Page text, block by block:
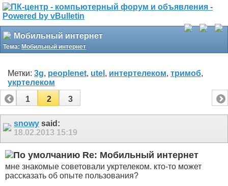
Мобильный интернет
Тема: Мобильный интернет
Метки: 3g, peoplenet, utel , интертелеком, тримоб,
укртелеком
1
2 3
snowy said:
18.02.2013 15:19
Re: Мобильный интернет
мне знакомые советовали укртелеком. кто-то может
рассказать об опыте пользования?